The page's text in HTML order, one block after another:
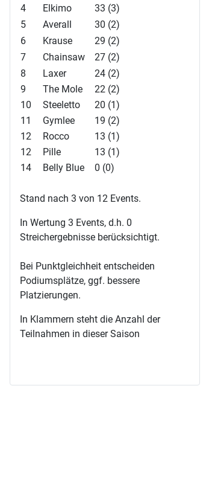
4
Elkimo
33 (3)
5
Averall
30 (2)
6
Krause
29 (2)
7
Chainsaw
27 (2)
8
Laxer
24 (2)
9
The Mole
22 (2)
10
Steeletto
20 (1)
11
Gymlee
19 (2)
12
Rocco
13 (1)
12
Pille
13 (1)
14
Belly Blue 0 (0)
Stand nach 3 von 12 Events.
In Wertung 3 Events, d.h. 0
Streichergebnisse berücksichtigt.
Bei Punktgleichheit entscheiden
Podiumsplätze, ggf. bessere
Platzierungen.
In Klammern steht die Anzahl der
Teilnahmen in dieser Saison